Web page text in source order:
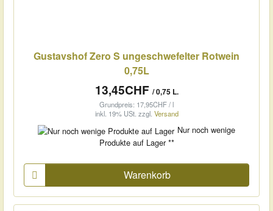
Gustavshof Zero S ungeschwefelter Rotwein
0,75L
13,45CHF / 0,75 L.
Grundpreis: 17,95CHF / l
inkl. 19% USt. zzgl. Versand
Nur noch wenige
Produkte auf Lager **
Warenkorb